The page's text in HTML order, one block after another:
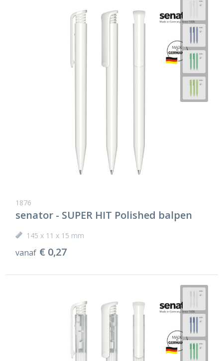
1876
senator - SUPER HIT Polished balpen
145 x 11 x 15 mm
vanaf € 0,27